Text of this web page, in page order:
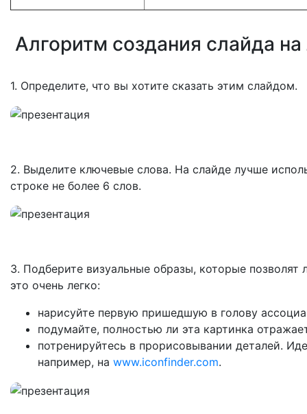
Алгоритм создания слайда
1. Определите, что вы хотите сказать этим слайдом.
2. Выделите ключевые слова. На слайде лучше
строке не более 6 слов.
3. Подберите визуальные образы, которые позволят
это очень легко:
нарисуйте первую пришедшую в голову
подумайте, полностью ли эта картинка
потренируйтесь в прорисовывании деталей.
например, на www.iconfinder.com.